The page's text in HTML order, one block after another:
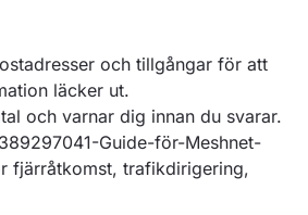
och tillgångar för att
läcker ut.
och varnar dig innan du svarar.
Guide-för-Meshnet-
fjärråtkomst, trafikdirigering,